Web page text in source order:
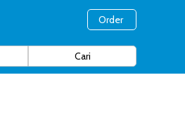
Order